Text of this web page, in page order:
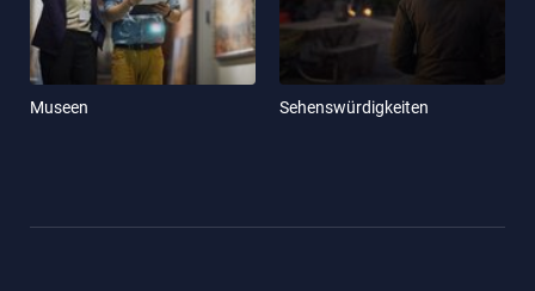
Museen Sehenswürdigkeiten